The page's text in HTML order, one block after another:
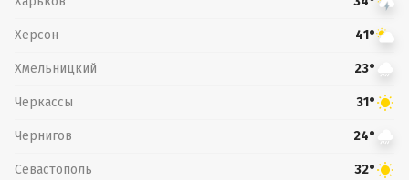
Херсон 41°
Хмельницкий 23°
Черкассы 31°
Чернигов 24°
Севастополь 32°